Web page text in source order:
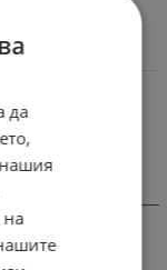
да
на